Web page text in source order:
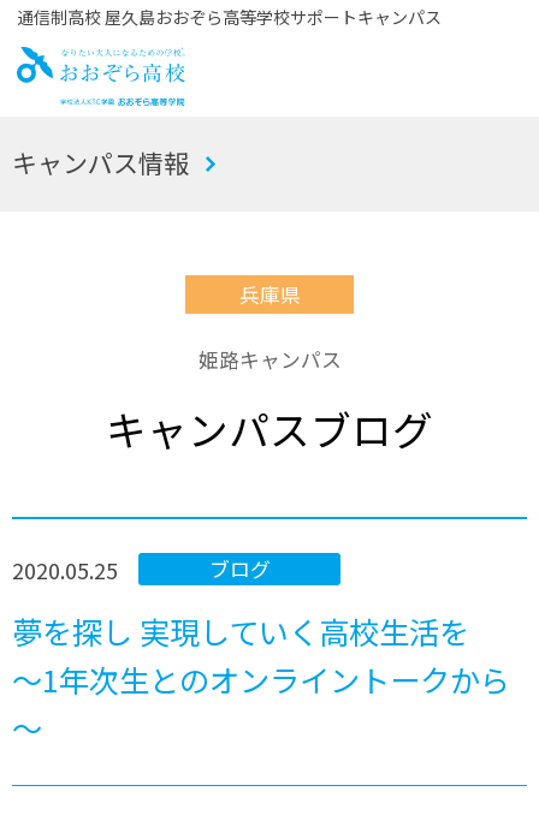
通信制高校 屋久島おおぞら高等学校サポートキャンパス
お
キャンパス情報
兵庫県
姫路キャンパス
キャンパスブログ
ブログ
2020.05.25
夢を探し 実現していく高校生活を
～1年次生とのオンライントークから
～